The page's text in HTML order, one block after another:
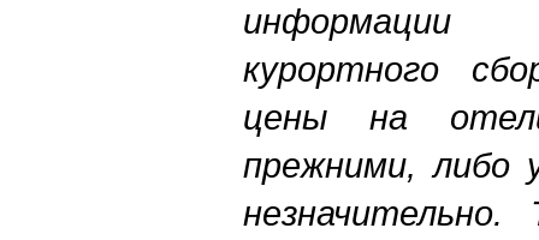
курортного
цены на
прежними, либо